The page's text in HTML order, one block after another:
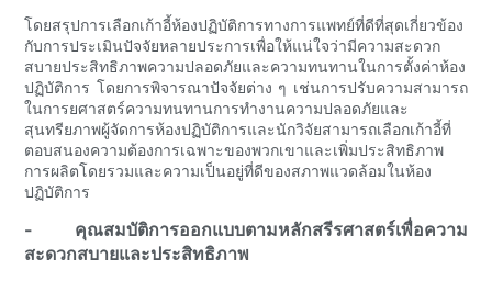
โดยสรุปการเลือกเก้าอี้ห้องปฏิบัติการทางการแพทย์ที่ดีที่สุดเกี่ยวข้อง
กับการประเมินปัจจัยหลายประการเพื่อให้แน่ใจว่ามีความสะดวก
สบายประสิทธิภาพความปลอดภัยและความทนทานในการตั้งค่าห้อง
ปฏิบัติการ โดยการพิจารณาปัจจัยต่าง ๆ เช่นการปรับความสามารถ
ในการยศาสตร์ความทนทานการทำงานความปลอดภัยและ
สุนทรียภาพผู้จัดการห้องปฏิบัติการและนักวิจัยสามารถเลือกเก้าอี้ที่
ตอบสนองความต้องการเฉพาะของพวกเขาและเพิ่มประสิทธิภาพ
การผลิตโดยรวมและความเป็นอยู่ที่ดีของสภาพแวดล้อมในห้อง
ปฏิบัติการ
- คุณสมบัติการออกแบบตามหลักสรีรศาสตร์เพื่อความ
สะดวกสบายและประสิทธิภาพ